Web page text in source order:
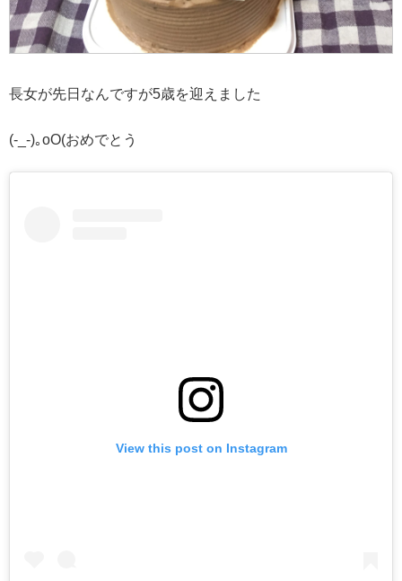
長女が先日なんですが5歳を迎えました
(-_-)｡oO(おめでとう
View this post on Instagram